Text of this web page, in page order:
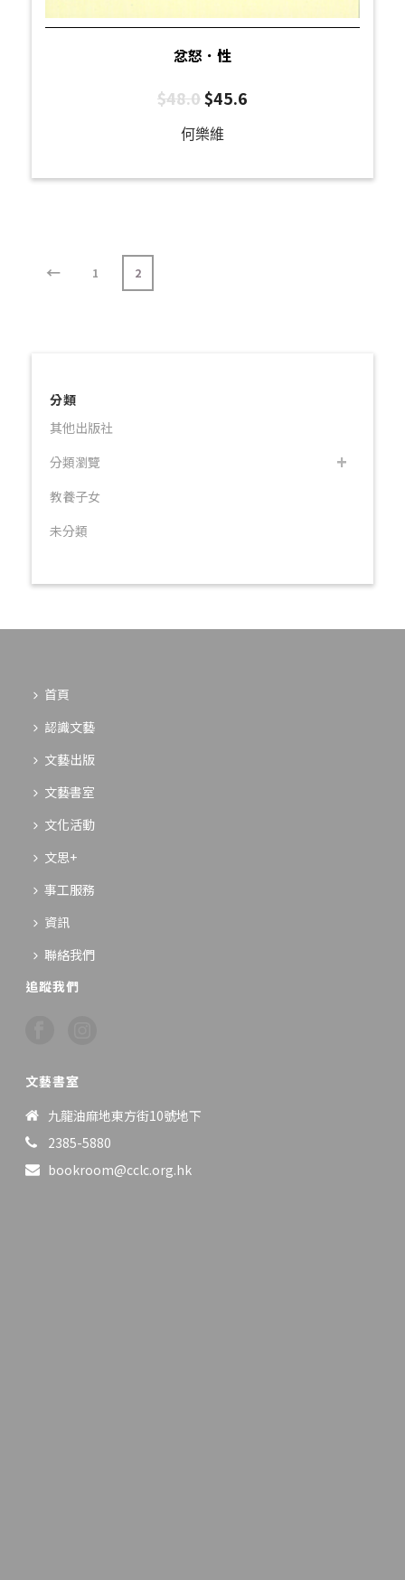
忿怒．性
$48.0$45.6
何樂維
← 1 2
分類
其他出版社
分類瀏覽
教養子女
未分類
首頁
認識文藝
文藝出版
文藝書室
文化活動
文思+
事工服務
資訊
聯絡我們
追蹤我們
文藝書室
九龍油麻地東方街10號地下
2385-5880
bookroom@cclc.org.hk